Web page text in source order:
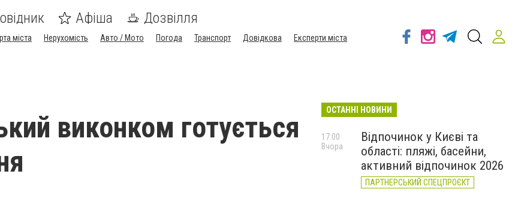
Афіша Дозвілля
міста Нерухомість Авто / Мото Погода Транспорт Довідкова
Експерти міста
виконком готується
ОСТАННІ НОВИНИ
Відпочинок у Києві та
області: пляжі, басейни,
активний відпочинок 2026
ПАРТНЕРСЬКИЙ СПЕЦПРОЄКТ
17:00
Вчора